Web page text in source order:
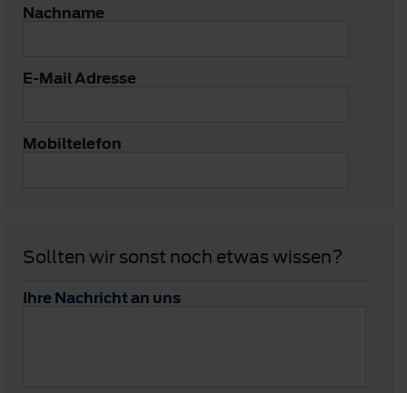
Nachname
E-Mail Adresse
Mobiltelefon
Sollten wir sonst noch etwas wissen?
Ihre Nachricht an uns